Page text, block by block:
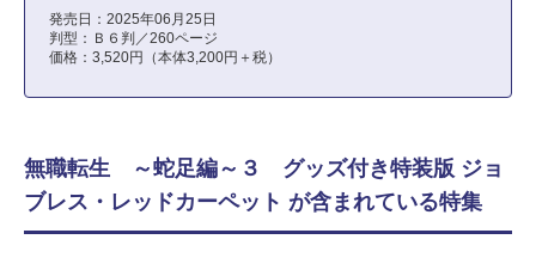
発売日：2025年06月25日
判型：Ｂ６判／260ページ
価格：3,520円（本体3,200円＋税）
無職転生 ～蛇足編～３ グッズ付き特装版 ジョ
ブレス・レッドカーペット が含まれている特集